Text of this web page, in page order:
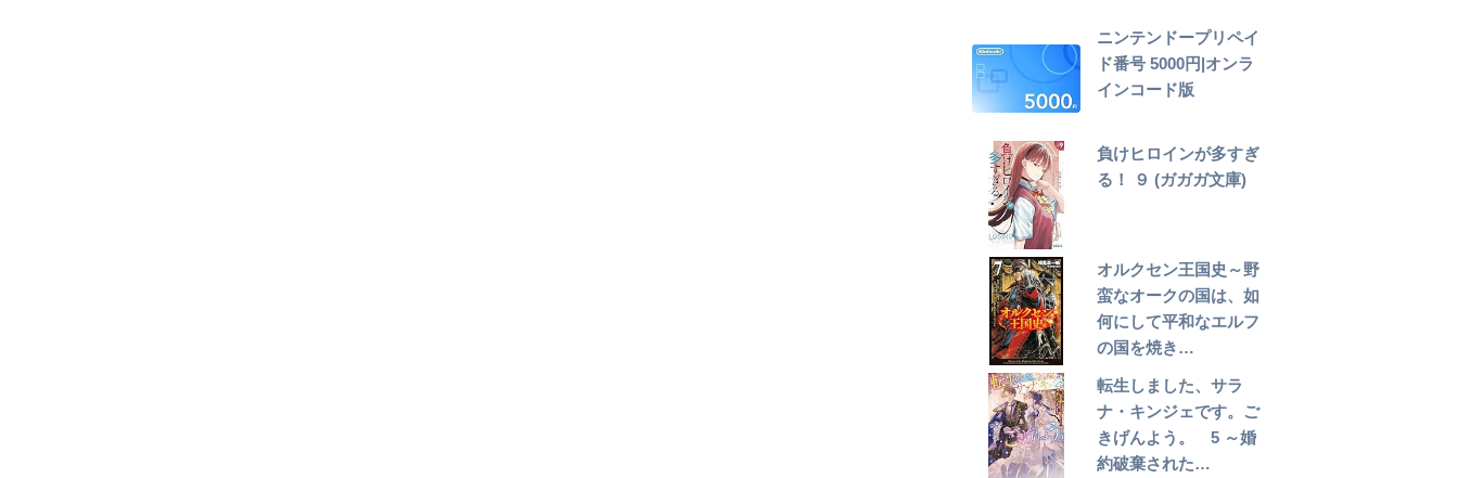
ニンテンドープリペイ
ド番号 5000円|オンラ
インコード版
負けヒロインが多すぎ
る！ ９ (ガガガ文庫)
オルクセン王国史～野
蛮なオークの国は、如
何にして平和なエルフ
の国を焼き…
転生しました、サラ
ナ・キンジェです。ご
きげんよう。 5 ～婚
約破棄された…